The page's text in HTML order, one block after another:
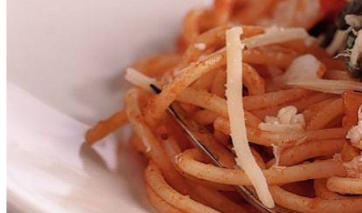
verse pastasaus napolitana
eetlepelsgeraspte pittige kaas
Dit heb je nodig